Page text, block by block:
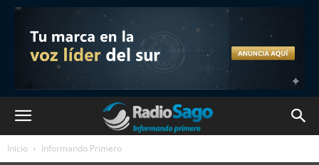
Inicio Informando Primero